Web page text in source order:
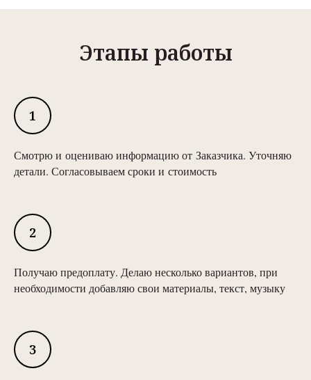
Этапы работы
Смотрю и оцениваю информацию от Заказчика. Уточняю
детали. Согласовываем сроки и стоимость
Получаю предоплату. Делаю несколько вариантов, при
необходимости добавляю свои материалы, текст, музыку